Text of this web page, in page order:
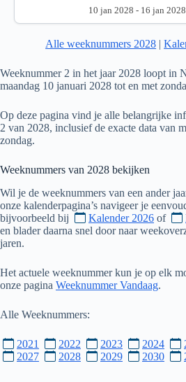
10 jan 2028 - 16 jan 2028
Alle weeknummers 2028 |
Weeknummer 2 in het jaar 2028 loopt in
maandag 10 januari 2028 tot en met
Op deze pagina vind je alle belangrijke
2 van 2028, inclusief de exacte data van
zondag.
Weeknummers van 2028 bekijken
Wil je de weeknummers van een ander
onze kalenderpagina’s navigeer je
bijvoorbeeld bij
Kalender 2026 of
en blader daarna snel door naar
jaren.
Het actuele weeknummer kun je op elk
onze pagina Weeknummer Vandaag.
Alle Weeknummers:
2021 2022 2023 2024
2027
2028 2029 2030